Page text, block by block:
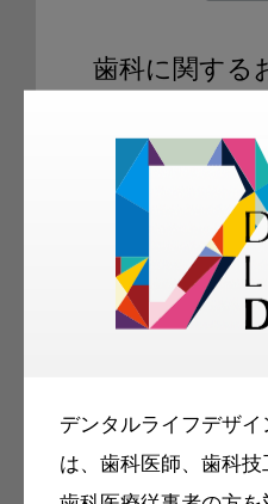
デンタルライフデザ
は、歯科医師、歯科
歯科に関する
ご登録いただいた
科衛生士、歯科技
容のメールマガジ